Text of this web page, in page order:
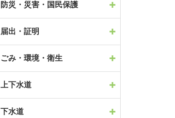
防災・災害・国民保護
届出・証明
ごみ・環境・衛生
上下水道
下水道